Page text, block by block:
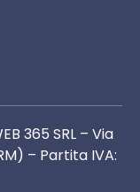
365 SRL – Via
– Partita IVA: